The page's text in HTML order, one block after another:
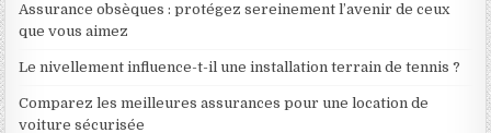
Assurance obsèques : protégez sereinement l’avenir de ceux
que vous aimez
Le nivellement influence-t-il une installation terrain de tennis ?
Comparez les meilleures assurances pour une location de
voiture sécurisée